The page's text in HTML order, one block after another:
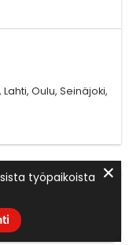
Oulu, Seinäjoki,
työpaikoista ✕